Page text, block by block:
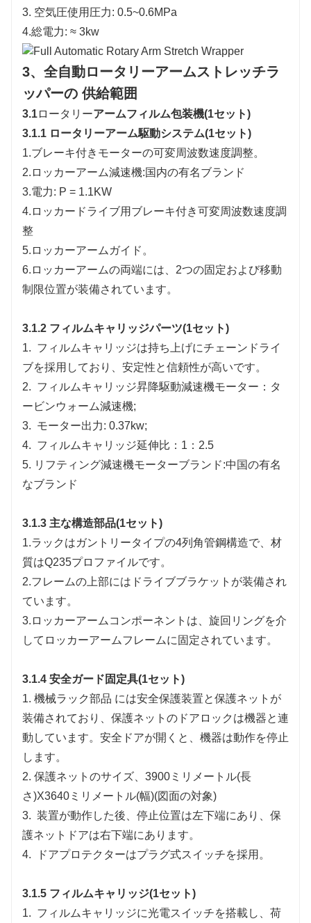
3. 空気圧使用圧力: 0.5~0.6MPa
4.総電力: ≈ 3kw
3、全自動ロータリーアームストレッチラ
ッパーの 供給範囲
3.1ロータリーアームフィルム包装機(1セット)
3.1.1 ロータリーアーム駆動システム(1セット)
1.ブレーキ付きモーターの可変周波数速度調整。
2.ロッカーアーム減速機:国内の有名ブランド
3.電力: P = 1.1KW
4.ロッカードライブ用ブレーキ付き可変周波数速度調
整
5.ロッカーアームガイド。
6.ロッカーアームの両端には、2つの固定および移動
制限位置が装備されています。
3.1.2 フィルムキャリッジパーツ(1セット)
1. フィルムキャリッジは持ち上げにチェーンドライ
ブを採用しており、安定性と信頼性が高いです。
2. フィルムキャリッジ昇降駆動減速機モーター：タ
ービンウォーム減速機;
3. モーター出力: 0.37kw;
4. フィルムキャリッジ延伸比：1：2.5
5. リフティング減速機モーターブランド:中国の有名
なブランド
3.1.3 主な構造部品(1セット)
1.ラックはガントリータイプの4列角管鋼構造で、材
質はQ235プロファイルです。
2.フレームの上部にはドライブブラケットが装備され
ています。
3.ロッカーアームコンポーネントは、旋回リングを介
してロッカーアームフレームに固定されています。
3.1.4 安全ガード固定具(1セット)
1. 機械ラック部品 には安全保護装置と保護ネットが
装備されており、保護ネットのドアロックは機器と連
動しています。安全ドアが開くと、機器は動作を停止
します。
2. 保護ネットのサイズ、3900ミリメートル(長
さ)X3640ミリメートル(幅)(図面の対象)
3. 装置が動作した後、停止位置は左下端にあり、保
護ネットドアは右下端にあります。
4.
ドアプロテクターはプラグ式スイッチを採用。
3.1.5 フィルムキャリッジ(1セット)
1. フィルムキャリッジに光電スイッチを搭載し、荷